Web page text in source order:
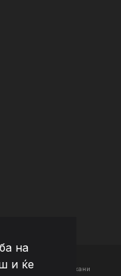
на
и ќе
- Сите права задржани